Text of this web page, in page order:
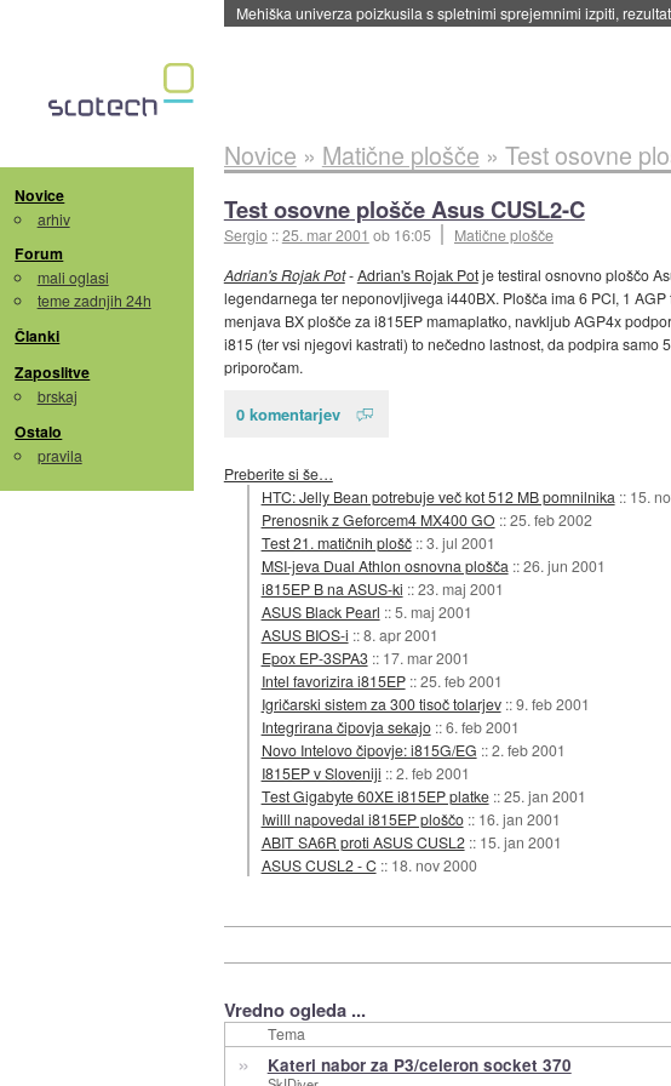
Mehiška univerza poizkusila s spletnimi sprejemnimi izpiti,
Novice
arhiv
Forum
mali oglasi
teme zadnjih 24h
Članki
Zaposlitve
brskaj
Ostalo
pravila
Novice » Matične plošče » Test osovne
Test osovne plošče Asus CUSL2-C
Sergio ::25. mar 2001 ob 16:05
Matične plošče
Adrian's Rojak Pot-Adrian's Rojak Potje testiral osnovno ploščo
legendarnega ter neponovljivega i440BX. Plošča ima 6 PCI, 1
menjava BX plošče za i815EP mamaplatko, navkljub AGP4x
i815 (ter vsi njegovi kastrati) to nečedno lastnost, da podpira samo
priporočam.
0 komentarjev
Preberite si še…
HTC: Jelly Bean potrebuje več kot 512 MB pomnilnika :: 15.
Prenosnik z Geforcem4 MX400 GO ::25. feb 2002
Test 21. matičnih plošč ::3. jul 2001
MSI-jeva Dual Athlon osnovna plošča ::26. jun 2001
i815EP B na ASUS-ki ::23. maj 2001
ASUS Black Pearl ::5. maj 2001
ASUS BIOS-i ::8. apr 2001
Epox EP-3SPA3 :: 17. mar 2001
Intel favorizira i815EP ::25. feb 2001
Igričarski sistem za 300 tisoč tolarjev ::9. feb 2001
Integrirana čipovja sekajo ::6. feb 2001
Novo Intelovo čipovje: i815G/EG ::2. feb 2001
I815EP v Sloveniji ::2. feb 2001
Test Gigabyte 60XE i815EP platke ::25. jan 2001
Iwilll napovedal i815EP ploščo :: 16. jan 2001
ABIT SA6R proti ASUS CUSL2 :: 15. jan 2001
ASUS CUSL2 - C :: 18. nov 2000
Vredno ogleda ...
Tema
» Kateri nabor za P3/celeron socket 370